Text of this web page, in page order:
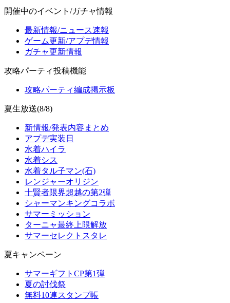
開催中のイベント/ガチャ情報
最新情報/ニュース速報
ゲーム更新/アプデ情報
ガチャ更新情報
攻略パーティ投稿機能
攻略パーティ編成掲示板
夏生放送(8/8)
新情報/発表内容まとめ
アプデ実装日
水着ハイラ
水着シス
水着タル子マン(石)
レンジャーオリジン
十賢者限界超越の第2弾
シャーマンキングコラボ
サマーミッション
ターニャ最終上限解放
サマーセレクトスタレ
夏キャンペーン
サマーギフトCP第1弾
夏の討伐祭
無料10連スタンプ帳